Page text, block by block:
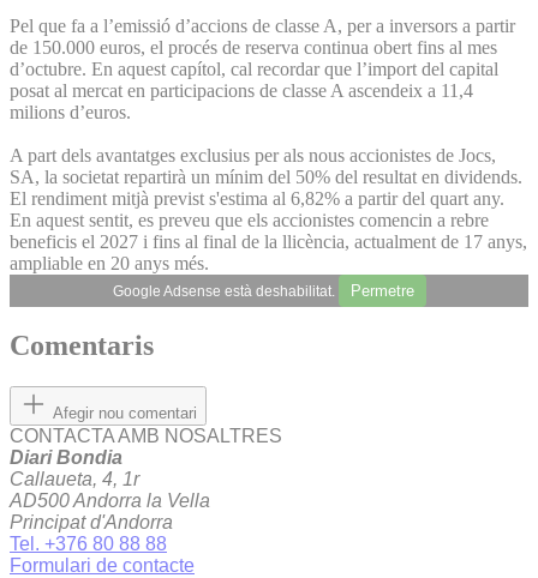
Pel que fa a l’emissió d’accions de classe A, per a inversors a partir
de 150.000 euros, el procés de reserva continua obert fins al mes
d’octubre. En aquest capítol, cal recordar que l’import del capital
posat al mercat en participacions de classe A ascendeix a 11,4
milions d’euros.
A part dels avantatges exclusius per als nous accionistes de Jocs,
SA, la societat repartirà un mínim del 50% del resultat en dividends.
El rendiment mitjà previst s'estima al 6,82% a partir del quart any.
En aquest sentit, es preveu que els accionistes comencin a rebre
beneficis el 2027 i fins al final de la llicència, actualment de 17 anys,
ampliable en 20 anys més.
Google Adsense està deshabilitat. Permetre
Comentaris
Afegir nou comentari
CONTACTA AMB NOSALTRES
Diari Bondia
Callaueta, 4, 1r
AD500 Andorra la Vella
Principat d'Andorra
Tel. +376 80 88 88
Formulari de contacte